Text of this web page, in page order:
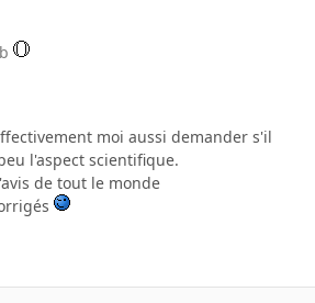
moi aussi demander s'il
l'aspect scientifique.
de tout le monde